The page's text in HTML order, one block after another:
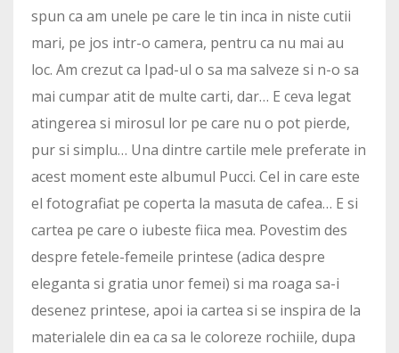
spun ca am unele pe care le tin inca in niste cutii
mari, pe jos intr-o camera, pentru ca nu mai au
loc. Am crezut ca Ipad-ul o sa ma salveze si n-o sa
mai cumpar atit de multe carti, dar… E ceva legat
atingerea si mirosul lor pe care nu o pot pierde,
pur si simplu… Una dintre cartile mele preferate in
acest moment este albumul Pucci. Cel in care este
el fotografiat pe coperta la masuta de cafea… E si
cartea pe care o iubeste fiica mea. Povestim des
despre fetele-femeile printese (adica despre
eleganta si gratia unor femei) si ma roaga sa-i
desenez printese, apoi ia cartea si se inspira de la
materialele din ea ca sa le coloreze rochiile, dupa